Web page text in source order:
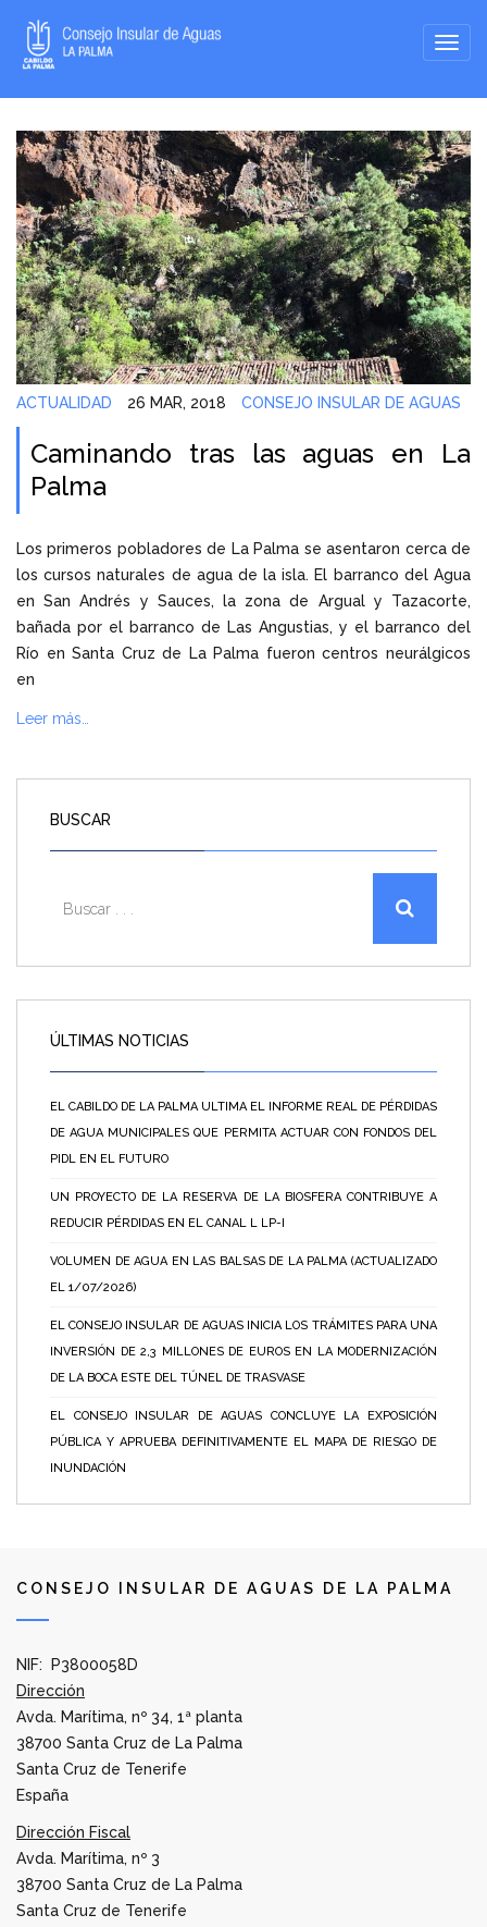
ACTUALIDAD 26 MAR, 2018 CONSEJO INSULAR DE AGUAS
Caminando tras las aguas en La
Palma
Los primeros pobladores de La Palma se asentaron cerca de
los cursos naturales de agua de la isla. El barranco del Agua
en San Andrés y Sauces, la zona de Argual y Tazacorte,
bañada por el barranco de Las Angustias, y el barranco del
Río en Santa Cruz de La Palma fueron centros neurálgicos
en
Leer más…
BUSCAR
ÚLTIMAS NOTICIAS
EL CABILDO DE LA PALMA ULTIMA EL INFORME REAL DE PÉRDIDAS
DE AGUA MUNICIPALES QUE PERMITA ACTUAR CON FONDOS DEL
PIDL EN EL FUTURO
UN PROYECTO DE LA RESERVA DE LA BIOSFERA CONTRIBUYE A
REDUCIR PÉRDIDAS EN EL CANAL L LP-I
VOLUMEN DE AGUA EN LAS BALSAS DE LA PALMA (ACTUALIZADO
EL 1/07/2026)
EL CONSEJO INSULAR DE AGUAS INICIA LOS TRÁMITES PARA UNA
INVERSIÓN DE 2,3 MILLONES DE EUROS EN LA MODERNIZACIÓN
DE LA BOCA ESTE DEL TÚNEL DE TRASVASE
EL CONSEJO INSULAR DE AGUAS CONCLUYE LA EXPOSICIÓN
PÚBLICA Y APRUEBA DEFINITIVAMENTE EL MAPA DE RIESGO DE
INUNDACIÓN
CONSEJO INSULAR DE AGUAS DE LA PALMA
NIF: P3800058D
Dirección
Avda. Marítima, nº 34, 1ª planta
38700 Santa Cruz de La Palma
Santa Cruz de Tenerife
España
Dirección Fiscal
Avda. Marítima, nº 3
38700 Santa Cruz de La Palma
Santa Cruz de Tenerife